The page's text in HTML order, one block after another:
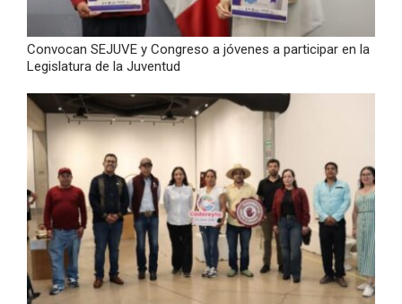
Convocan SEJUVE y Congreso a jóvenes a participar en la
Legislatura de la Juventud